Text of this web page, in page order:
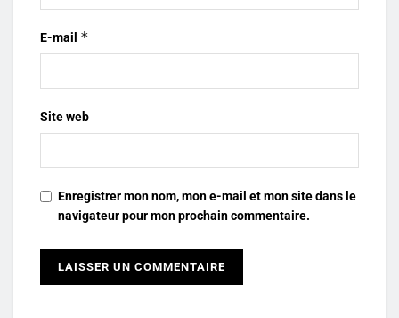
E-mail *
Site web
Enregistrer mon nom, mon e-mail et mon site dans le
navigateur pour mon prochain commentaire.